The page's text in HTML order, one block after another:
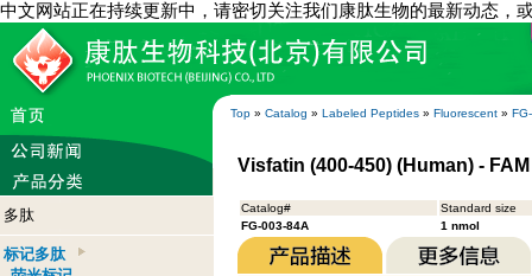
中文网站正在持续更新中，请密切关注我们康肽生物的最新动态，
Top » Catalog » Labeled Peptides » Fluorescent »
多肽
标记多肽
Visfatin (400-450) (Human) -
Catalog#
Standard size
FG-003-84A
1 nmol